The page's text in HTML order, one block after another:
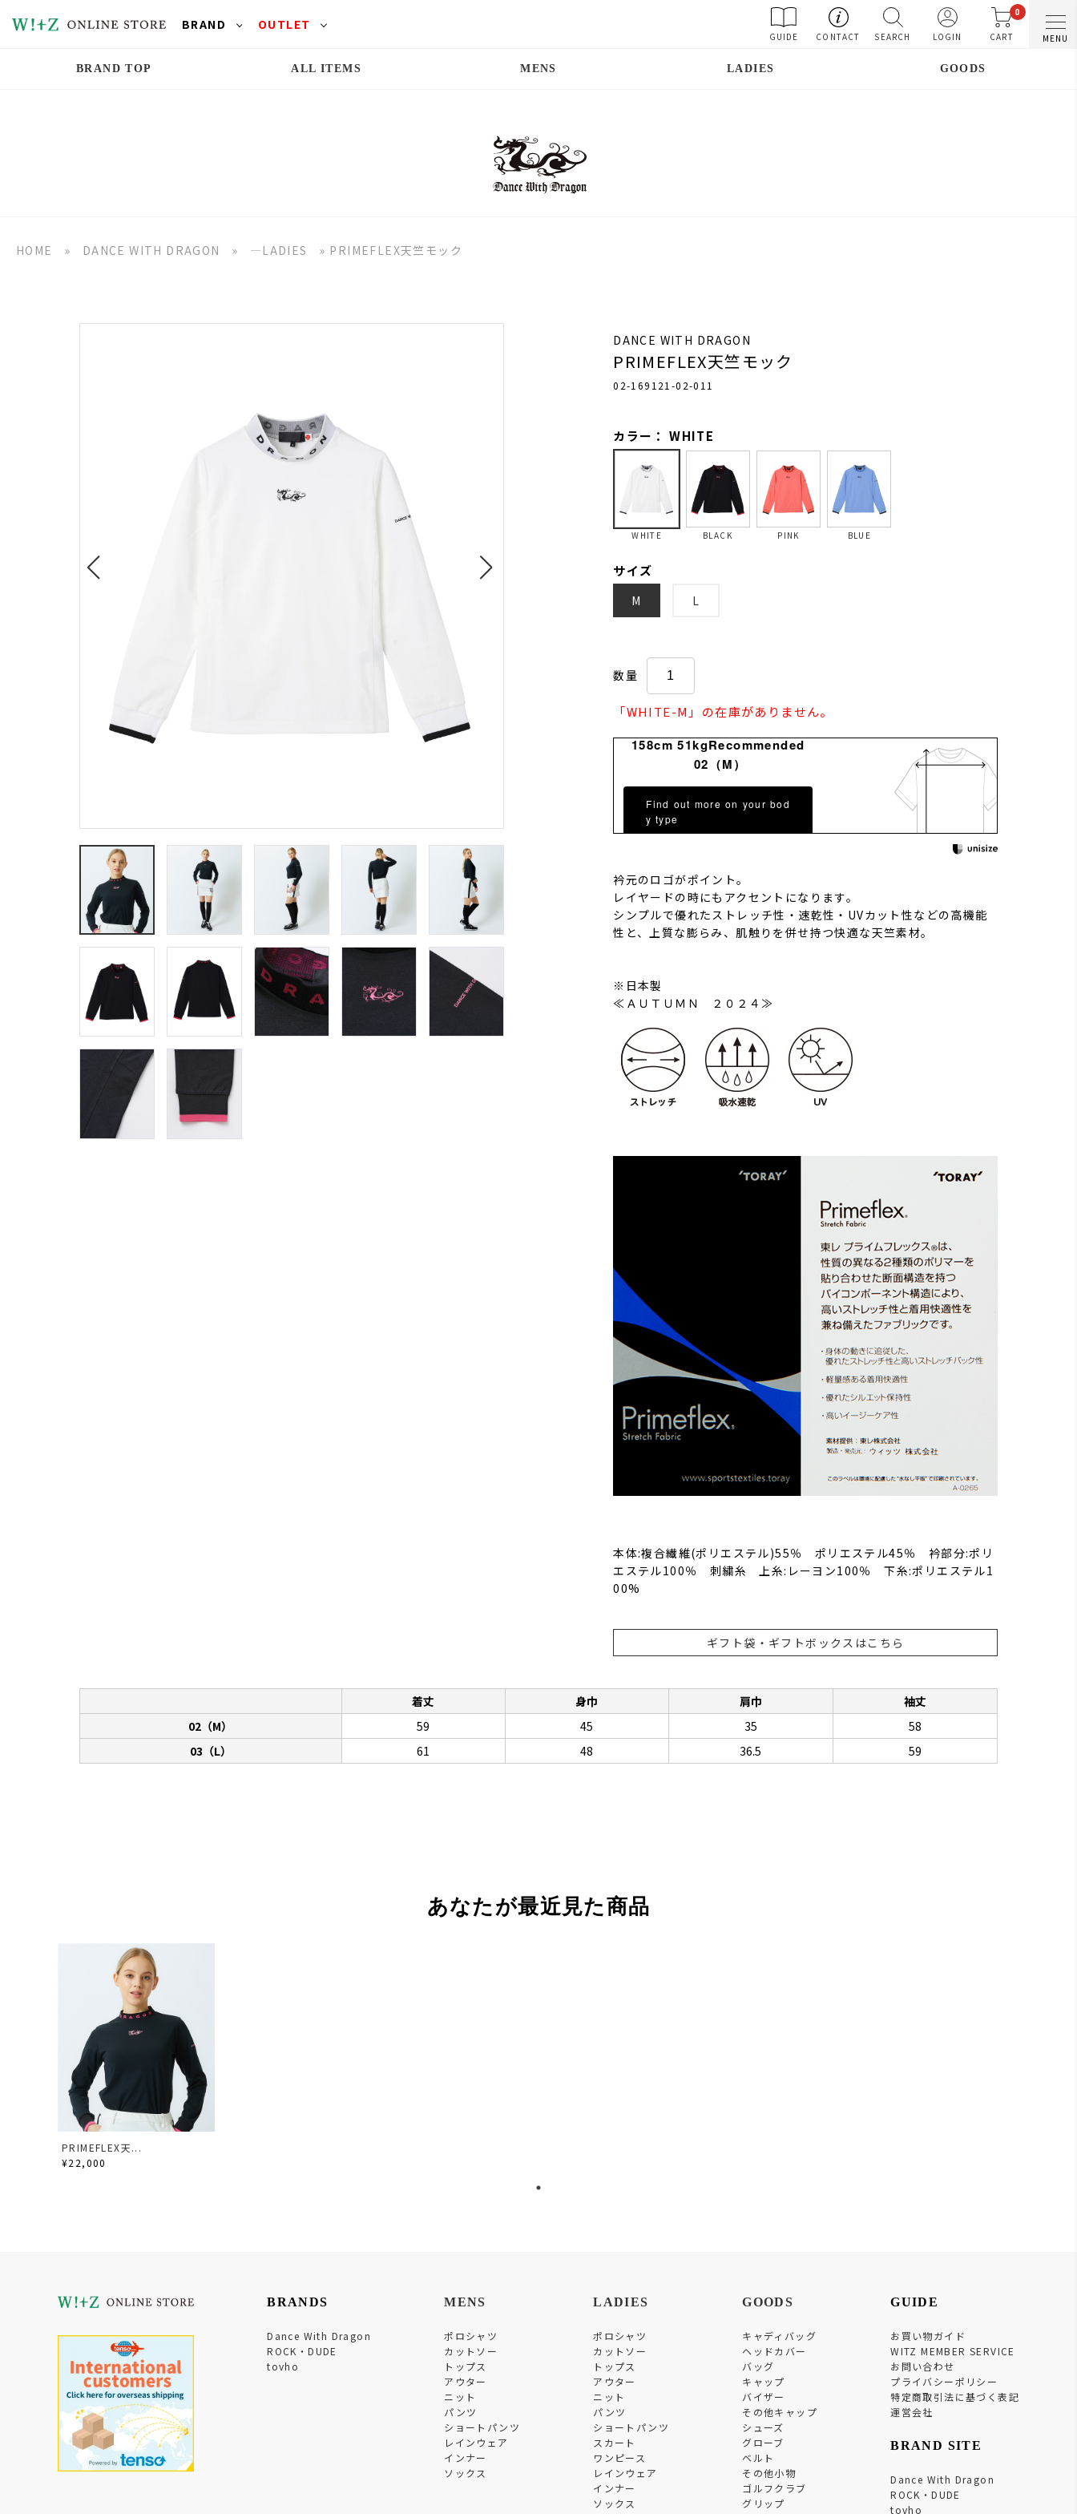
BRAND OUTLET
GUIDE CONTACT SEARCH LOGIN
0
CART MENU
BRAND TOP ALL ITEMS MENS LADIES GOODS
HOME » DANCE WITH DRAGON » ―LADIES » PRIMEFLEX天竺モック
DANCE WITH DRAGON
PRIMEFLEX天竺モック
02-169121-02-011
カラー： WHITE
WHITE BLACK PINK BLUE
サイズ
M L
数量
「WHITE-M」の在庫がありません。
158cm 51kgRecommended
02（M）
Find out more on your bod
y type
衿元のロゴがポイント。
レイヤードの時にもアクセントになります。
シンプルで優れたストレッチ性・速乾性・UVカット性などの高機能
性と、上質な膨らみ、肌触りを併せ持つ快適な天竺素材。
※日本製
≪ＡＵＴＵＭＮ ２０２４≫
本体:複合繊維(ポリエステル)55％ ポリエステル45％ 衿部分:ポリ
エステル100％ 刺繍糸 上糸:レーヨン100％ 下糸:ポリエステル1
00%
ギフト袋・ギフトボックスはこちら
着丈 身巾 肩巾
袖丈
02（M）
59 45 35
58
03（L）
61 48 36.5 59
あなたが最近見た商品
PRIMEFLEX天...
¥22,000
BRANDS
Dance With Dragon
ROCK・DUDE
tovho
MENS
ポロシャツ
カットソー
トップス
アウター
ニット
パンツ
ショートパンツ
レインウェア
インナー
ソックス
LADIES
ポロシャツ
カットソー
トップス
アウター
ニット
パンツ
ショートパンツ
スカート
ワンピース
レインウェア
インナー
ソックス
GOODS
キャディバッグ
ヘッドカバー
バッグ
キャップ
バイザー
その他キャップ
シューズ
グローブ
ベルト
その他小物
ゴルフクラブ
グリップ
GUIDE
お買い物ガイド
WITZ MEMBER SERVICE
お問い合わせ
プライバシーポリシー
特定商取引法に基づく表記
運営会社
BRAND SITE
Dance With Dragon
ROCK・DUDE
tovho